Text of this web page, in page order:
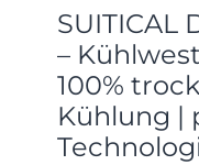
SUITICAL
–
100%
Kühlung |